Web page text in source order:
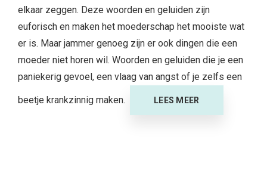
elkaar zeggen. Deze woorden en geluiden zijn
euforisch en maken het moederschap het mooiste wat
er is. Maar jammer genoeg zijn er ook dingen die een
moeder niet horen wil. Woorden en geluiden die je een
paniekerig gevoel, een vlaag van angst of je zelfs een
beetje krankzinnig maken. LEES MEER